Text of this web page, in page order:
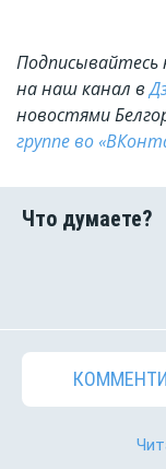
Подписывайтесь
на наш канал в
новостями
группе во